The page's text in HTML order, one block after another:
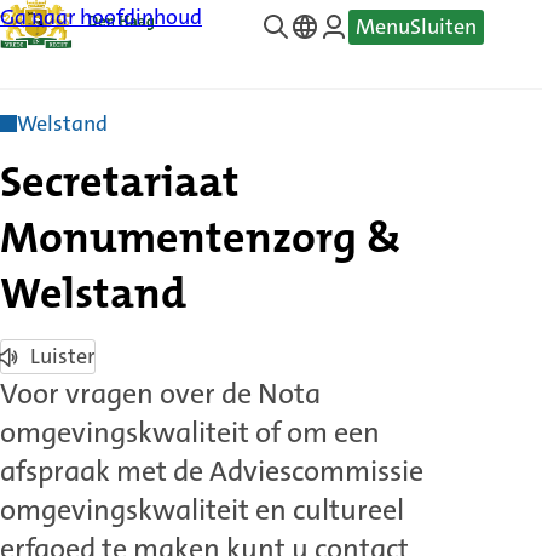
Ga naar hoofdinhoud
—
MenuSluiten
Welstand
Secretariaat
Monumentenzorg &
Welstand
Luister
Voor vragen over de Nota
omgevingskwaliteit of om een
afspraak met de Adviescommissie
omgevingskwaliteit en cultureel